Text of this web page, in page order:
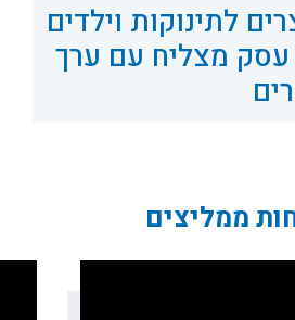
לתינוקות וילדים
עסק מצליח עם ערך
ממליצים